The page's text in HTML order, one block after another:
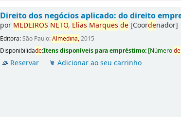
Direito dos negócios aplicado: do direito
por MEDEIROS NETO, Elias Marques de [Coordenador]
Editora:São Paulo:Almedina,2015
Disponibilidade:Itens disponíveis para empréstimo: [Númerode
Reservar Adicionar ao seu carrinho